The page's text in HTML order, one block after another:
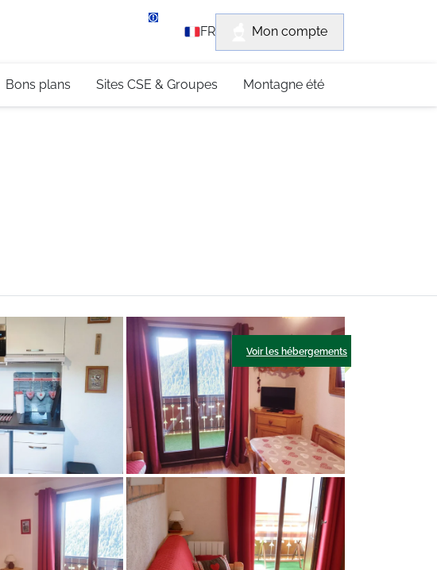
+33 (0)4 79 96 30 69
FR Mon compte
Bons plans Sites CSE & Groupes Montagne été
Voir les hébergements